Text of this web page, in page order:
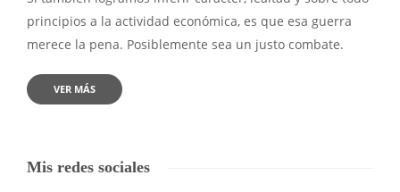
principios a la actividad económica, es que esa guerra
merece la pena. Posiblemente sea un justo combate.
VER MÁS
Mis redes sociales